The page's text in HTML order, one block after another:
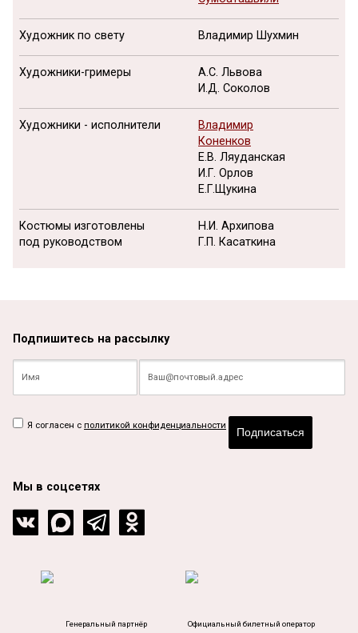
Художник по свету Владимир Шухмин
Художники-гримеры
А.С. Львова
И.Д. Соколов
Художники - исполнители
Владимир
Коненков
Е.В. Ляуданская
И.Г. Орлов
Е.Г.Щукина
Костюмы изготовлены
под руководством
Н.И. Архипова
Г.П. Касаткина
Подпишитесь на рассылку
Я согласен с политикой конфиденциальности
Подписаться
Мы в соцсетях
Генеральный партнёр Официальный билетный оператор